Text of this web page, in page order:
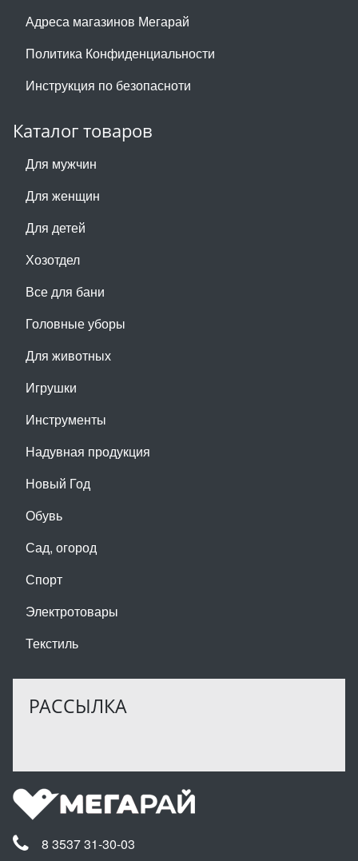
Адреса магазинов Мегарай
Политика Конфиденциальности
Инструкция по безопасноти
Каталог товаров
Для мужчин
Для женщин
Для детей
Хозотдел
Все для бани
Головные уборы
Для животных
Игрушки
Инструменты
Надувная продукция
Новый Год
Обувь
Сад, огород
Спорт
Электротовары
Текстиль
РАССЫЛКА
8 3537 31-30-03